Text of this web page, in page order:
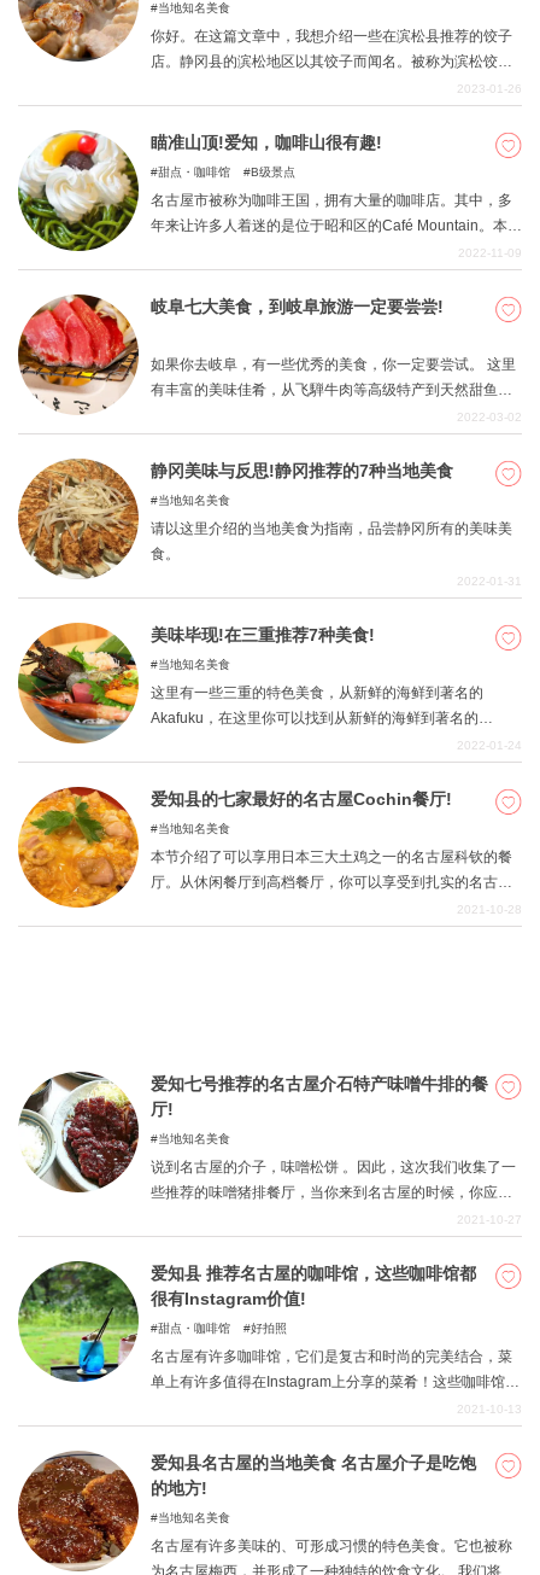
当地知名美食
你好。在这篇文章中，我想介绍一些在滨松县推荐的饺子
店。静冈县的滨松地区以其饺子而闻名。被称为滨松饺子
的品牌是非常受欢迎的。在您的旅行中，请享受当地的特
2023-01-26
瞄准山顶!爱知，咖啡山很有趣!
甜点・咖啡馆 B级景点
名古屋市被称为咖啡王国，拥有大量的咖啡店。其中，多
年来让许多人着迷的是位于昭和区的Café Mountain。本文
将介绍名古屋的隐秘宝藏Café Mountain的魅力。2022-11-09
岐阜七大美食，到岐阜旅游一定要尝尝!
如果你去岐阜，有一些优秀的美食，你一定要尝试。 这里
有丰富的美味佳肴，从飞騨牛肉等高级特产到天然甜鱼和
奥古米诺-科吉多里鸡。特别推荐甜食!岐阜有如此多的美味
些特色美食。
2022-03-02
静冈美味与反思!静冈推荐的7种当地美食
当地知名美食
请以这里介绍的当地美食为指南，品尝静冈所有的美味美
食。
2022-01-31
美味毕现!在三重推荐7种美食!
当地知名美食
这里有一些三重的特色美食，从新鲜的海鲜到著名的
Akafuku，在这里你可以找到从新鲜的海鲜到著名的
Akafuku。著名的伊势乌冬面和津制饺子只有在三重才能吃
可以说是伊势朝圣之旅的主打产品。
2022-01-24
爱知县的七家最好的名古屋Cochin餐厅!
当地知名美食
本节介绍了可以享用日本三大土鸡之一的名古屋科钦的餐
厅。从休闲餐厅到高档餐厅，你可以享受到扎实的名古屋
科钦课程，所有这些餐厅提供的名古屋科钦的质量都是你
2021-10-28
爱知七号推荐的名古屋介石特产味噌牛排的餐
厅!
当地知名美食
说到名古屋的介子，味噌松饼 。因此，这次我们收集了一
些推荐的味噌猪排餐厅，当你来到名古屋的时候，你应该
尝试一下。如果你想知道你应该尝试哪家味噌猪排，请看
2021-10-27
爱知县 推荐名古屋的咖啡馆，这些咖啡馆都
很有Instagram价值!
甜点・咖啡馆 好拍照
名古屋有许多咖啡馆，它们是复古和时尚的完美结合，菜
单上有许多值得在Instagram上分享的菜肴！这些咖啡馆都
有一个共同的特点，那就是它们都有一个共同的特点！当
Insta价值的咖啡馆和菜单，从午餐到甜食，请访问你感兴
趣的地方。
2021-10-13
爱知县名古屋的当地美食 名古屋介子是吃饱
的地方!
当地知名美食
名古屋有许多美味的、可形成习惯的特色美食。它也被称
为名古屋梅西，并形成了一种独特的饮食文化。 我们将介